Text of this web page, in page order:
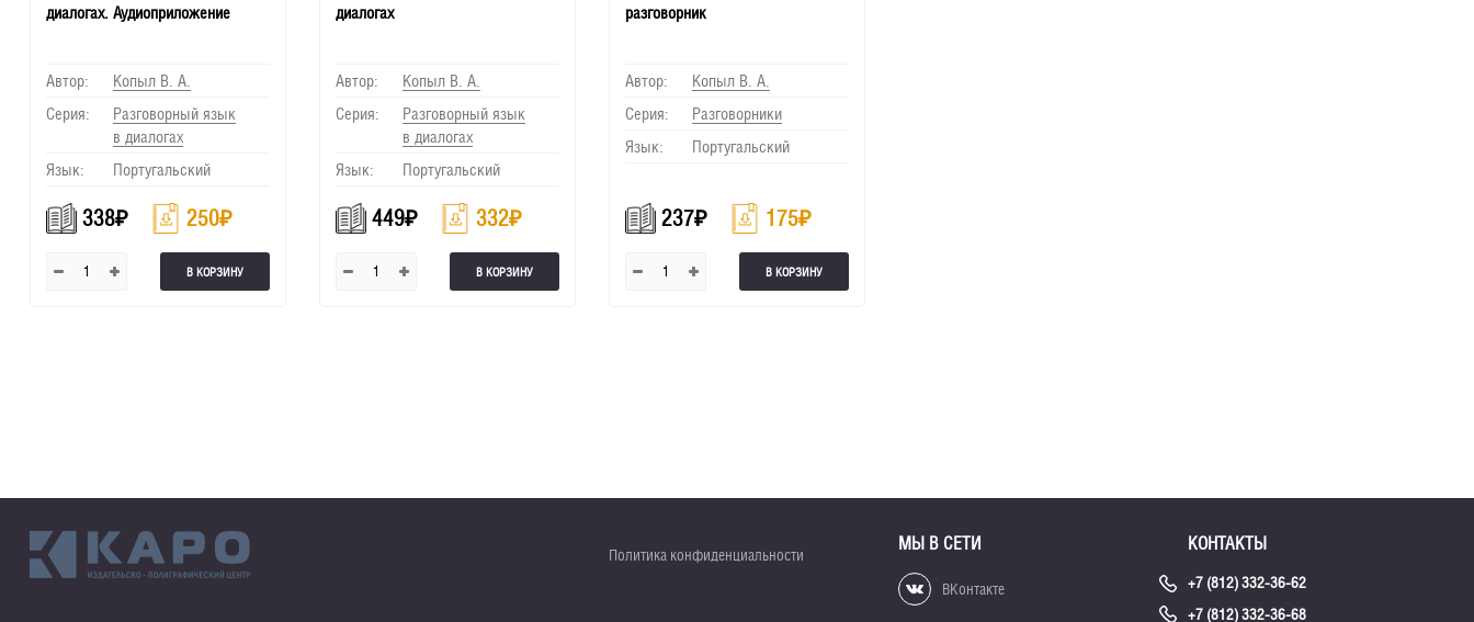
диалогах. Аудиоприложение
Автор:
Копыл В. А.
Серия:
Разговорный язык
в диалогах
Язык:
Португальский
338₽ 250₽
В КОРЗИНУ
диалогах
Автор:
Копыл В. А.
Серия:
Разговорный язык
в диалогах
Язык:
Португальский
449₽ 332₽
В КОРЗИНУ
разговорник
Автор:
Копыл В. А.
Серия:
Разговорники
Язык:
Португальский
237₽ 175₽
В КОРЗИНУ
Политика конфиденциальности
МЫ В СЕТИ
ВКонтакте
КОНТАКТЫ
+7 (812) 332-36-62
+7 (812) 332-36-68